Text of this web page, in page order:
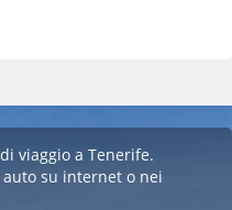
viaggio a Tenerife.
su internet o nei